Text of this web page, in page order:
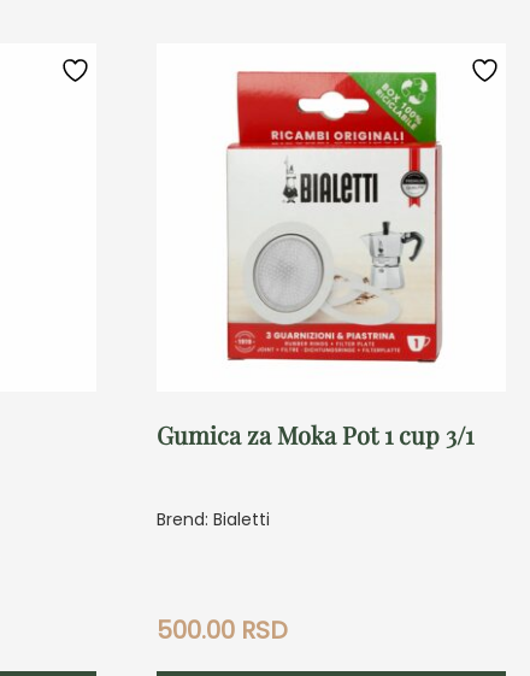
Gumica za Moka Pot 1 cup 3/1
Brend: Bialetti
500.00 RSD